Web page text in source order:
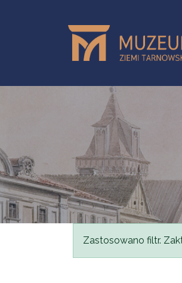
Komunikat
Zastosowano filtr.